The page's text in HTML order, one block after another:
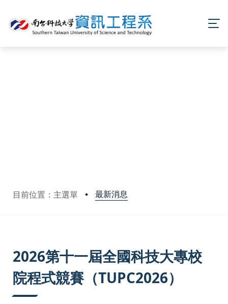
目前位置：主選單 最新消息
2026第十一屆全國科技大專校
院程式競賽（TUPC2026）